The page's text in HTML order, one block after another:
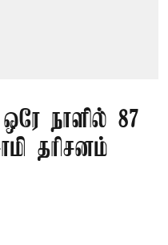
ஒரே நாளில் 87
தரிசனம்